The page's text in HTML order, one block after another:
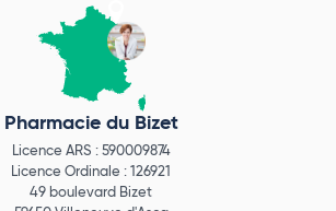
Pharmacie du Bizet
Licence ARS : 590009874
Licence Ordinale : 126921
49 boulevard Bizet